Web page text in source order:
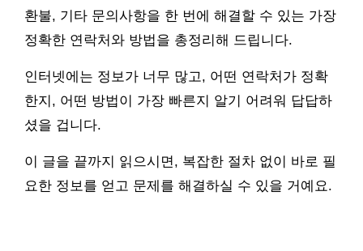
환불, 기타 문의사항을 한 번에 해결할 수 있는 가장
정확한 연락처와 방법을 총정리해 드립니다.
인터넷에는 정보가 너무 많고, 어떤 연락처가 정확
한지, 어떤 방법이 가장 빠른지 알기 어려워 답답하
셨을 겁니다.
이 글을 끝까지 읽으시면, 복잡한 절차 없이 바로 필
요한 정보를 얻고 문제를 해결하실 수 있을 거예요.